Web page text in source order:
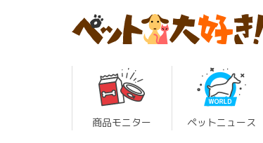
商品モニター ペットニュース